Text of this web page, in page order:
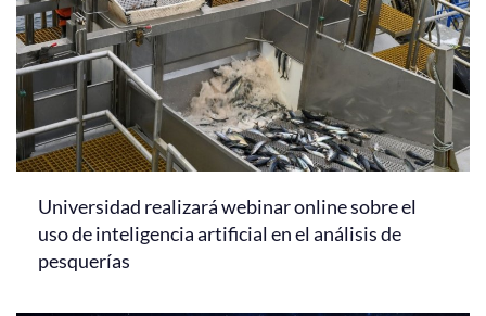
Universidad realizará webinar online sobre el
uso de inteligencia artificial en el análisis de
pesquerías